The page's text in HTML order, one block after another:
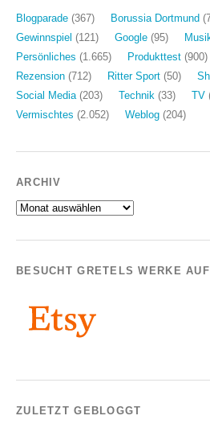
Blogparade (367) Borussia Dortmund
Gewinnspiel (121) Google (95)
Persönliches (1.665) Produkttest (900)
Rezension (712) Ritter Sport (50)
Social Media (203) Technik (33) TV
Vermischtes (2.052) Weblog (204)
ARCHIV
Archiv
BESUCHT GRETELS WERKE
ZULETZT GEBLOGGT